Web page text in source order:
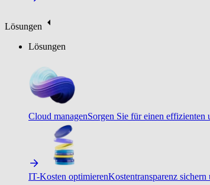
Lösungen
Lösungen
Cloud managenSorgen Sie für einen
IT-Kosten optimierenKostentransparenz